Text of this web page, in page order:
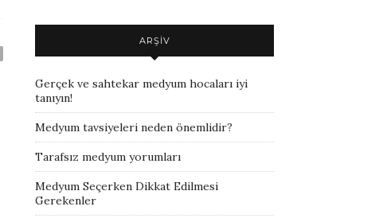
ARŞIV
Gerçek ve sahtekar medyum hocaları iyi
tanıyın!
Medyum tavsiyeleri neden önemlidir?
Tarafsız medyum yorumları
Medyum Seçerken Dikkat Edilmesi
Gerekenler